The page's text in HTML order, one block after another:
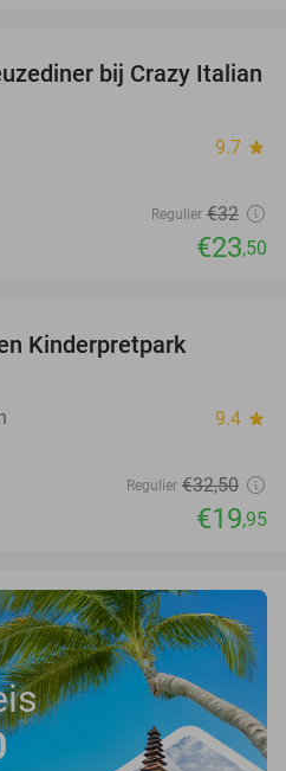
27%
bij Crazy Italian
9.7 star
Regulier €32
€23,50
Kinderpretpark
9.4 star
Regulier €32,50
€19,95